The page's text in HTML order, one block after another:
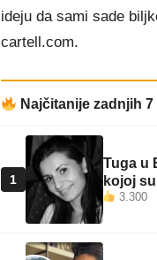
ideju da sami sade
cartell.com.
Najčitanije zadnjih 7
1
Tuga u
kojoj
3.300